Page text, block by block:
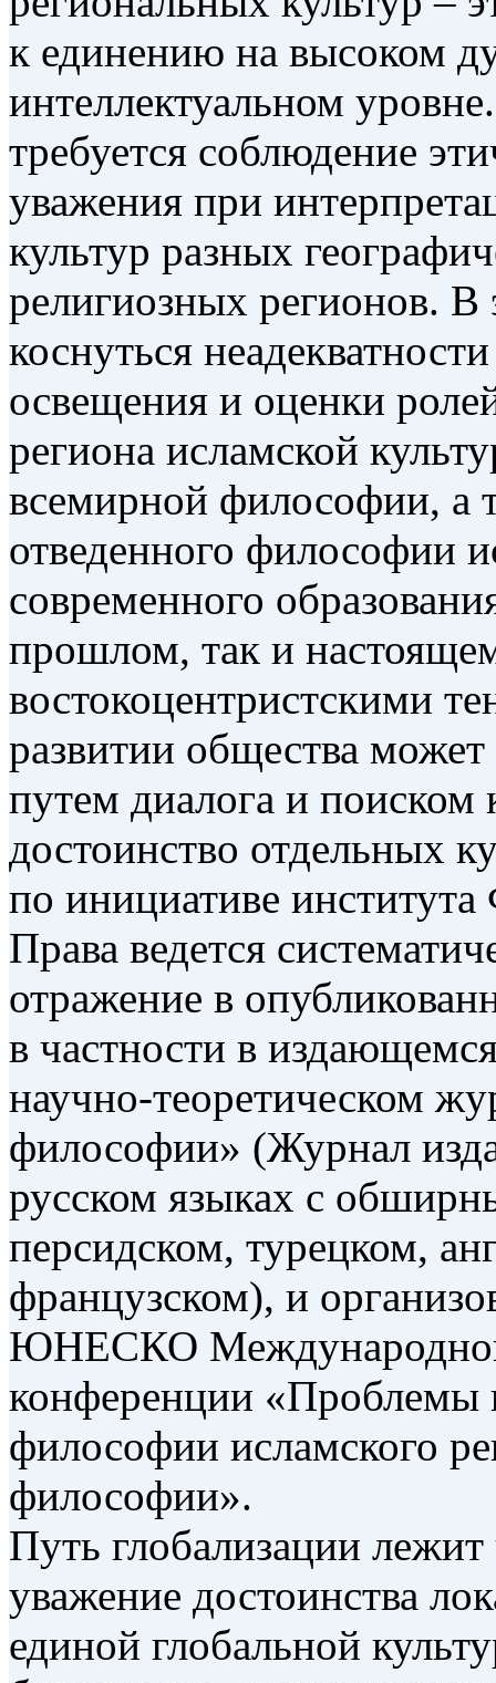
к единению на высоком
интеллектуальном
требуется соблюдение
уважения при
культур разных
религиозных регионов.
коснуться
освещения и оценки
региона исламской
всемирной философии, а
отведенного философии
современного
прошлом, так и
востокоцентристскими
развитии общества
путем диалога и
достоинство отдельных
по инициативе
Права ведется
отражение в
в частности в
научно-теоретическом
философии» (Журнал
русском языках с
персидском, турецком,
французском), и
ЮНЕСКО Международной
конференции «Проблемы
философии исламского
философии».
Путь глобализации
уважение достоинства
единой глобальной